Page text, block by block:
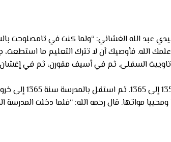
عبد الله الغشاني: “ولما كنت في
الله. فأوصيك أن لا تترك التعليم ما
السفلى. ثم في أسيف مقورن، ثم في
ومعارفه مجددا أمرها ومحييا مواتها. قال رحمه الله: